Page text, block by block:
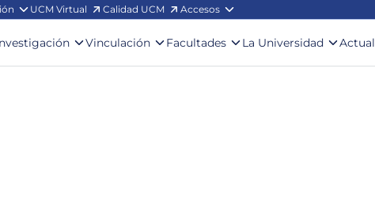
UCM Virtual Calidad UCM Accesos
Vinculación Facultades La Universidad